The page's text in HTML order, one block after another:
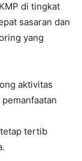
di tingkat
sasaran dan
yang
aktivitas
tertib